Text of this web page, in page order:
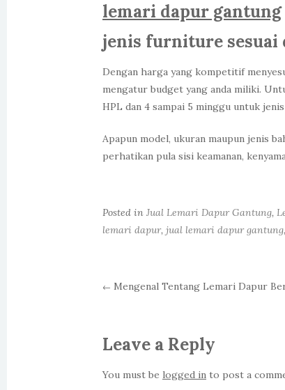
lemari dapur gantung
jenis furniture sesuai
Dengan harga yang kompetitif
mengatur budget yang anda miliki.
HPL dan 4 sampai 5 minggu untuk
Apapun model, ukuran maupun jenis
perhatikan pula sisi keamanan,
Posted in Jual Lemari Dapur Gantung,
lemari dapur, jual lemari dapur gantung,
← Mengenal Tentang Lemari Dapur
Leave a Reply
You must be logged in to post a